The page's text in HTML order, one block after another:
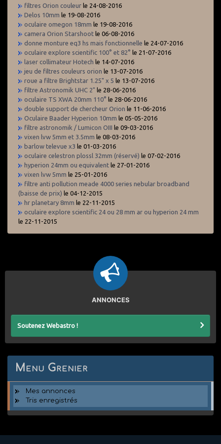
filtres Orion couleur le 24-08-2016
Delos 10mm le 19-08-2016
oculaire omegon 18mm le 19-08-2016
camera Orion Starshoot le 06-08-2016
donne monture eq3 hs mais fonctionnelle le 24-07-2016
oculaire explore scientific 100° et 82° le 21-07-2016
laser collimateur Hotech le 14-07-2016
jeu de filtres couleurs orion le 13-07-2016
roue a filtre Brightstar 1.25" x 5 le 13-07-2016
filtre Astronomik UHC 2" le 28-06-2016
oculaire TS XWA 20mm 110° le 28-06-2016
double support de chercheur Orion le 11-06-2016
Oculaire Baader Hyperion 10mm le 05-05-2016
filtre astronomik / Lumicon OIII le 09-03-2016
vixen lvw 5mm et 3.5mm le 08-03-2016
barlow televue x3 le 01-03-2016
oculaire celestron plossl 32mm (réservé) le 07-02-2016
hyperion 24mm ou equivalent le 27-01-2016
vixen lvw 5mm le 25-01-2016
filtre anti pollution meade 4000 series nebular broadband
(baisse de prix) le 04-12-2015
hr planetary 8mm le 22-11-2015
oculaire explore scientific 24 ou 28 mm ar ou hyperion 24 mm
le 22-11-2015
ANNONCES
Soutenez Webastro !
Menu Grenier
Mes annonces
Tris enregistrés